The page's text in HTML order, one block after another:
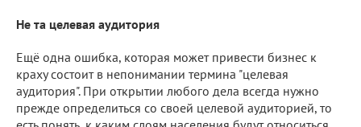
Не та целевая аудитория
Ещё одна ошибка, которая может привести бизнес к
краху состоит в непонимании термина "целевая
аудитория". При открытии любого дела всегда нужно
прежде определиться со своей целевой аудиторией, то